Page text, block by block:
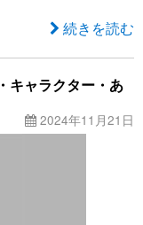
続きを読む
キャラクター・あ
2024年11月21日